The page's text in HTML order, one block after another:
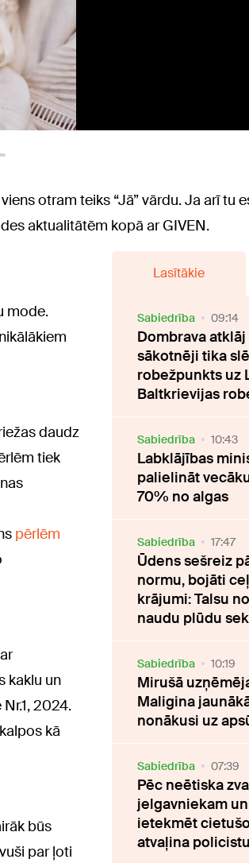
otram teiks “Jā” vārdu. Ja arī tu
aktualitātēm kopā ar GIVEN.
mode.
daudz
tiek
pērlēm
kaklu un
2024.
kā
būs
par ļoti
Lasītākie
Sabiedrība 09:14
Dombrava
sākotnēji tika
robežpunkts uz
Baltkrievijas
Sabiedrība 10:43
Labklājības
palielināt
70% no algas
Sabiedrība 17:47
Ūdens sešreiz
normu, bojāti
krājumi: Talsu
naudu plūdu
Sabiedrība 10:19
Mirušā
Maligina
nonākusi uz
Sabiedrība 07:39
Pēc neētiska
jelgavniekam
ietekmēt
atvaļina policistu